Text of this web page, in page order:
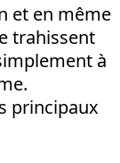
et en même
trahissent
à
principaux